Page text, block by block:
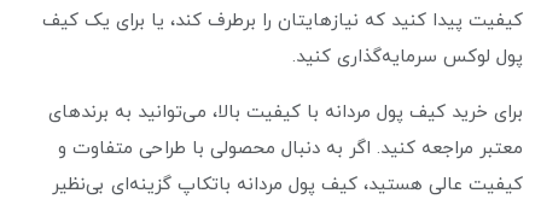
کیفیت پیدا کنید که نیازهایتان را برطرف کند، یا برای یک کیف
پول لوکس سرمایه‌گذاری کنید.
برای خرید کیف پول مردانه با کیفیت بالا، می‌توانید به برندهای
معتبر مراجعه کنید. اگر به دنبال محصولی با طراحی متفاوت و
کیفیت عالی هستید، کیف پول مردانه باتکاپ گزینه‌ای بی‌نظیر